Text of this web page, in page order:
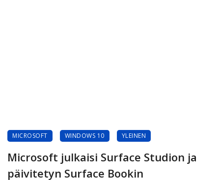
MICROSOFT WINDOWS 10 YLEINEN
Microsoft julkaisi Surface Studion ja
päivitetyn Surface Bookin